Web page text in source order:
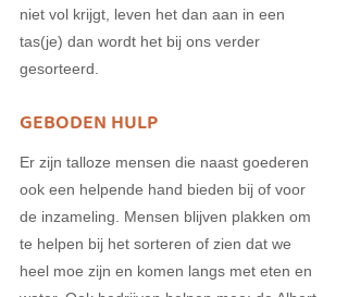
niet vol krijgt, leven het dan aan in een
tas(je) dan wordt het bij ons verder
gesorteerd.
GEBODEN HULP
Er zijn talloze mensen die naast goederen
ook een helpende hand bieden bij of voor
de inzameling. Mensen blijven plakken om
te helpen bij het sorteren of zien dat we
heel moe zijn en komen langs met eten en